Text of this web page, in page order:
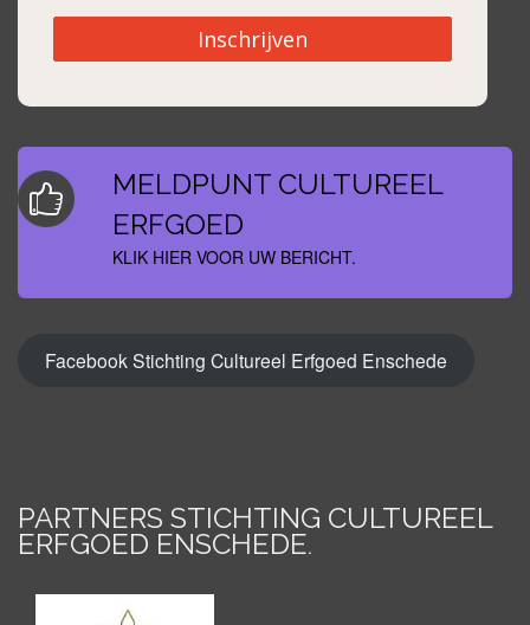
Inschrijven
MELDPUNT CULTUREEL
ERFGOED
KLIK HIER VOOR UW BERICHT.
Facebook Stichting Cultureel Erfgoed Enschede
PARTNERS STICHTING CULTUREEL
ERFGOED ENSCHEDE.